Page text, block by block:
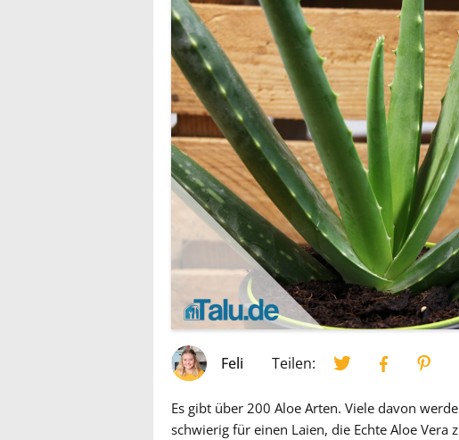
Feli Teilen:
Es gibt über 200 Aloe Arten. Viele davon
schwierig für einen Laien, die Echte Aloe Vera